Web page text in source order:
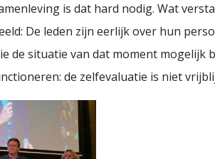
is dat hard nodig. Wat
De leden zijn eerlijk over hun
de situatie van dat moment mogelijk
de zelfevaluatie is niet